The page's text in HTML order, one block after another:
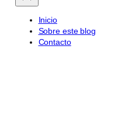
Inicio
Sobre este blog
Contacto